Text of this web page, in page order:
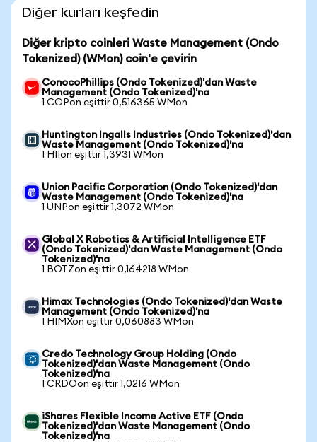
Diğer kurları keşfedin
Diğer kripto coinleri Waste Management (Ondo
Tokenized) (WMon) coin'e çevirin
ConocoPhillips (Ondo Tokenized)'dan Waste
Management (Ondo Tokenized)'na
1 COPon eşittir 0,516365 WMon
Huntington Ingalls Industries (Ondo Tokenized)'dan
Waste Management (Ondo Tokenized)'na
1 HIIon eşittir 1,3931 WMon
Union Pacific Corporation (Ondo Tokenized)'dan
Waste Management (Ondo Tokenized)'na
1 UNPon eşittir 1,3072 WMon
Global X Robotics & Artificial Intelligence ETF
(Ondo Tokenized)'dan Waste Management (Ondo
Tokenized)'na
1 BOTZon eşittir 0,164218 WMon
Himax Technologies (Ondo Tokenized)'dan Waste
Management (Ondo Tokenized)'na
1 HIMXon eşittir 0,060883 WMon
Credo Technology Group Holding (Ondo
Tokenized)'dan Waste Management (Ondo
Tokenized)'na
1 CRDOon eşittir 1,0216 WMon
iShares Flexible Income Active ETF (Ondo
Tokenized)'dan Waste Management (Ondo
Tokenized)'na